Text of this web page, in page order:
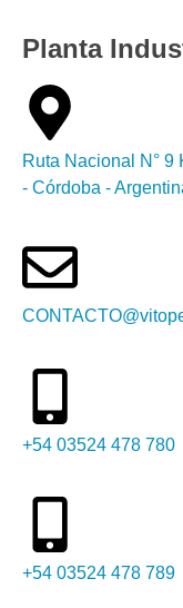
Planta
Ruta Nacional N° 9
- Córdoba -
+54 03524 478 780​
+54 03524 478 789​